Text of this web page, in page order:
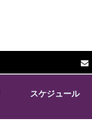
スケジュール